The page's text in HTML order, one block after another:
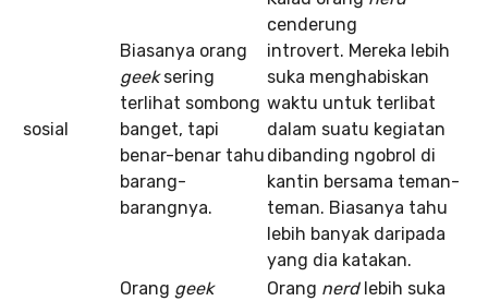
sosial
Biasanya orang
geeksering
terlihat sombong
banget, tapi
benar-benar tahu
barang-
barangnya.
cenderung
introvert. Mereka lebih
suka menghabiskan
waktu untuk terlibat
dalam suatu kegiatan
dibanding ngobrol di
kantin bersama teman-
teman. Biasanya tahu
lebih banyak daripada
yang dia katakan.
Orang geek
Orang nerdlebih suka